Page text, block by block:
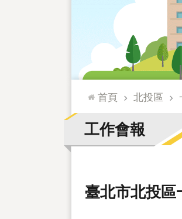
::: 首頁 北投區
工作會報
臺北市北投區